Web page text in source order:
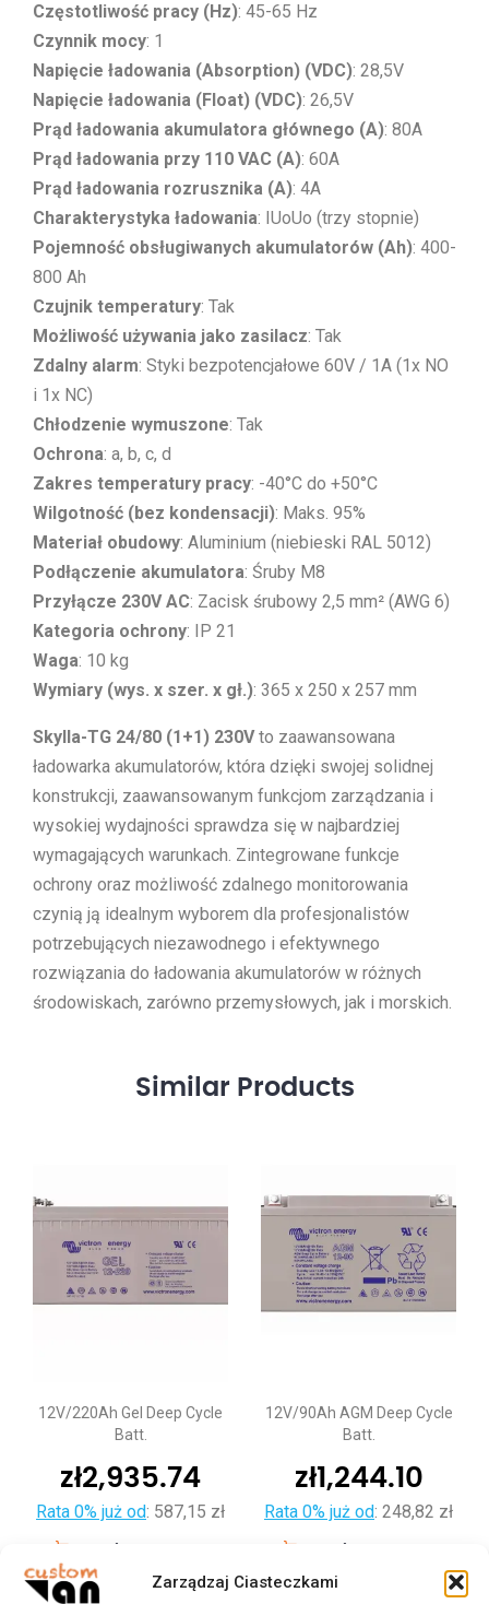
Zarządzaj Ciasteczkami
Częstotliwość pracy (Hz): 45-65 Hz
Czynnik mocy: 1
Napięcie ładowania (Absorption) (VDC): 28,5V
Napięcie ładowania (Float) (VDC): 26,5V
Prąd ładowania akumulatora głównego (A): 80A
Prąd ładowania przy 110 VAC (A): 60A
Prąd ładowania rozrusznika (A): 4A
Charakterystyka ładowania: IUoUo (trzy stopnie)
Pojemność obsługiwanych akumulatorów (Ah): 400-
800 Ah
Czujnik temperatury: Tak
Możliwość używania jako zasilacz: Tak
Zdalny alarm: Styki bezpotencjałowe 60V / 1A (1x NO
i 1x NC)
Chłodzenie wymuszone: Tak
Ochrona: a, b, c, d
Zakres temperatury pracy: -40°C do +50°C
Wilgotność (bez kondensacji): Maks. 95%
Materiał obudowy: Aluminium (niebieski RAL 5012)
Podłączenie akumulatora: Śruby M8
Przyłącze 230V AC: Zacisk śrubowy 2,5 mm² (AWG 6)
Kategoria ochrony: IP 21
Waga: 10 kg
Wymiary (wys. x szer. x gł.): 365 x 250 x 257 mm
Skylla-TG 24/80 (1+1) 230Vto zaawansowana
ładowarka akumulatorów, która dzięki swojej solidnej
konstrukcji, zaawansowanym funkcjom zarządzania i
wysokiej wydajności sprawdza się w najbardziej
wymagających warunkach. Zintegrowane funkcje
ochrony oraz możliwość zdalnego monitorowania
czynią ją idealnym wyborem dla profesjonalistów
potrzebujących niezawodnego i efektywnego
rozwiązania do ładowania akumulatorów w różnych
środowiskach, zarówno przemysłowych, jak i morskich.
Similar Products
12V/220Ah Gel Deep Cycle
Batt.
zł2,935.74
Rata 0% już od: 587,15 zł
12V/90Ah AGM Deep Cycle
Batt.
zł1,244.10
Rata 0% już od: 248,82 zł